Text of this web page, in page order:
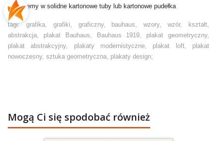
- pakujemy w solidne kartonowe tuby lub kartonowe pudełka
tagi: grafika, grafiki, graficzny, bauhaus, wzory, wzór, kształt,
abstrakcja, plakat Bauhaus, Bauhaus 1919, plakat geometryczny,
plakat abstrakcyjny, plakaty modernistyczne, plakat loft, plakat
nowoczesny, sztuka geometryczna, plakaty design;
Mogą Ci się spodobać również